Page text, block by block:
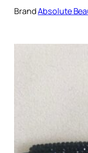
BrandAbsolute